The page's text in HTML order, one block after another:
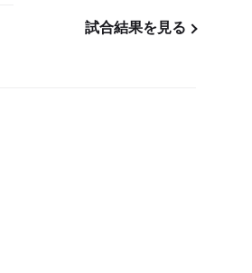
試合結果を見る